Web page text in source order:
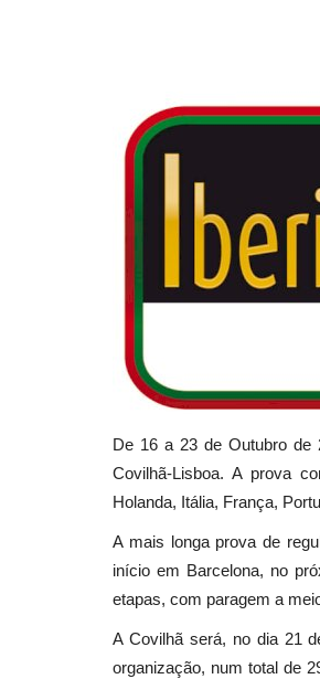
De 16 a 23 de Outubro de
Covilhã-Lisboa. A prova
Holanda, Itália, França,
A mais longa prova de
início em Barcelona, no
etapas, com paragem a
A Covilhã será, no dia 21
organização, num total de